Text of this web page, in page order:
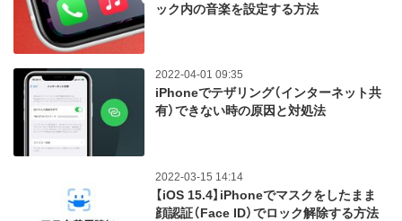
ック内の音楽を設定する方法
2022-04-01 09:35
iPhoneでテザリング（インターネット共
有）できない時の原因と対処法
2022-03-15 14:14
【iOS 15.4】iPhoneでマスクをしたまま
顔認証（Face ID）でロック解除する方法